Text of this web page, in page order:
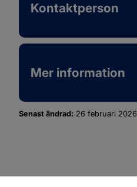
Kontaktperson
Mer information
Senast ändrad: 26 februari 2026